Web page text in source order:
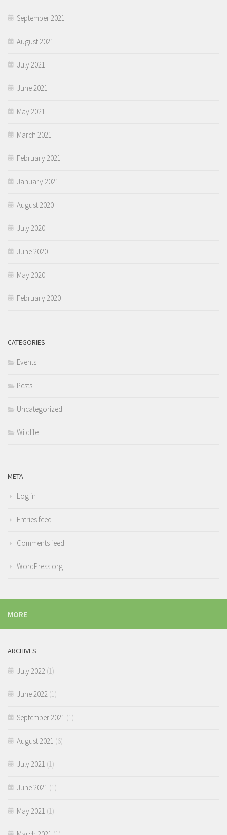
September 2021
August 2021
July 2021
June 2021
May 2021
March 2021
February 2021
January 2021
August 2020
July 2020
June 2020
May 2020
February 2020
CATEGORIES
Events
Pests
Uncategorized
Wildlife
META
Log in
Entries feed
Comments feed
WordPress.org
MORE
ARCHIVES
July 2022 (1)
June 2022 (1)
September 2021 (1)
August 2021 (6)
July 2021 (1)
June 2021 (1)
May 2021 (1)